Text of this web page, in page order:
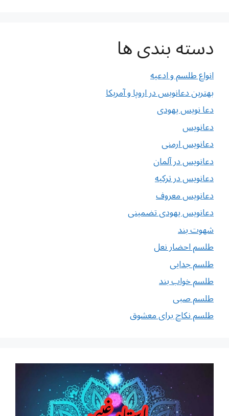
دسته بندی ها
انواع طلسم و ادعیه
بهترین دعانویس در اروپا و آمریکا
دعا نویس یهودی
دعانویس
دعانویس ارمنی
دعانویس در آلمان
دعانویس در ترکیه
دعانویس معروف
دعانویس یهودی تضمینی
شهوت بند
طلسم احضار نعل
طلسم جدایی
طلسم خواب بند
طلسم صبی
طلسم نکاح برای معشوق